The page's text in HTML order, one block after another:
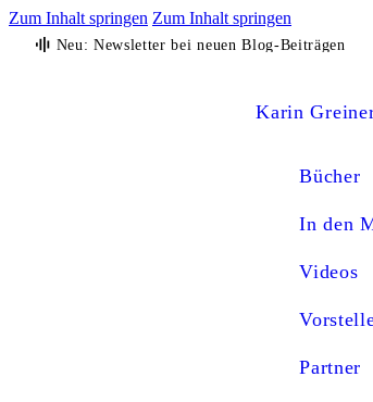
Zum Inhalt springen Zum Inhalt springen
Neu: Newsletter bei neuen Blog-Beiträgen
Karin
Bücher
In den
Videos
Partner